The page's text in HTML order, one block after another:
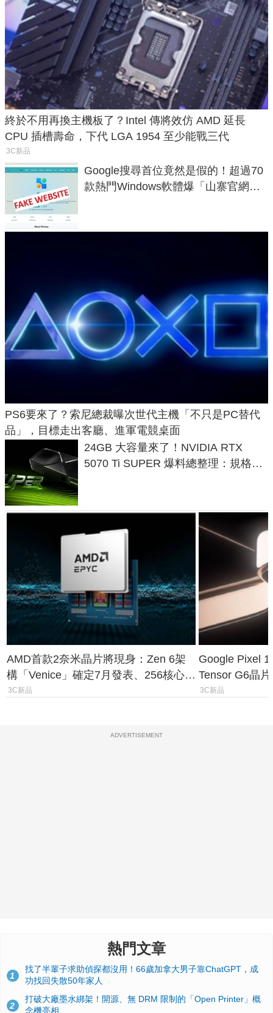
終於不用再換主機板了？Intel 傳將效仿 AMD 延長
CPU 插槽壽命，下代 LGA 1954 至少能戰三代
3C新品
Google搜尋首位竟然是假的！超過70
款熱門Windows軟體爆「山寨官網」
PS6要來了？索尼總裁曝次世代主機「不只是PC替代
品」，目標走出客廳、進軍電競桌面
24GB 大容量來了！NVIDIA RTX
5070 Ti SUPER 爆料總整理：規格、
AMD首款2奈米晶片將現身：Zen 6架
構「Venice」確定7月發表、256核心效
能大噴發70%
3C新品
Google Pixel
Tensor G6晶
元
3C新品
ADVERTISEMENT
熱門文章
1
找了半輩子求助偵探都沒用！66歲加拿大男子靠ChatGPT，成
功找回失散50年家人
2
打破大廠墨水綁架！開源、無 DRM 限制的「Open Printer」概
念機亮相